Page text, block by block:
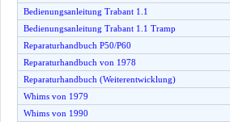
Bedienungsanleitung Trabant 1.1
Bedienungsanleitung Trabant 1.1 Tramp
Reparaturhandbuch P50/P60
Reparaturhandbuch von 1978
Reparaturhandbuch (Weiterentwicklung)
Whims von 1979
Whims von 1990